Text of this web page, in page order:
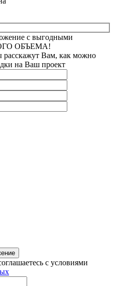
с выгодными
ОБЪЕМА!
Вам, как можно
на Ваш проект
с условиями